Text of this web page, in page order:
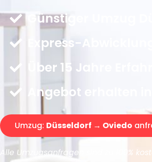
Günstiger Umzug
Express-
Über 15 Jahre
Angebot erhalten
Umzug: Düsseldorf → Oviedo
Alle Umzugsanfragen sind zu 100%